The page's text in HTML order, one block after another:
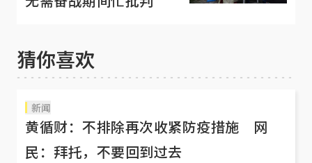
猜你喜欢
新闻
黄循财：不排除再次收紧防疫措施 网
民：拜托，不要回到过去